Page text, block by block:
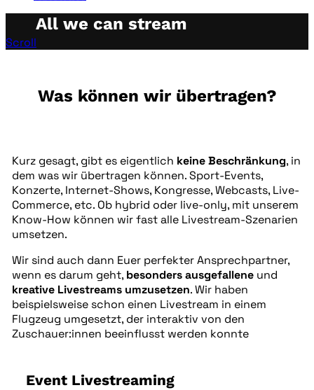
All we can stream
Scroll
Was können wir übertragen?
Kurz gesagt, gibt es eigentlich keine Beschränkung, in
dem was wir übertragen können. Sport-Events,
Konzerte, Internet-Shows, Kongresse, Webcasts, Live-
Commerce, etc. Ob hybrid oder live-only, mit unserem
Know-How können wir fast alle Livestream-Szenarien
umsetzen.
Wir sind auch dann Euer perfekter Ansprechpartner,
wenn es darum geht, besonders ausgefalleneund
kreative Livestreams umzusetzen. Wir haben
beispielsweise schon einen Livestream in einem
Flugzeug umgesetzt, der interaktiv von den
Zuschauer:innen beeinflusst werden konnte
Event Livestreaming